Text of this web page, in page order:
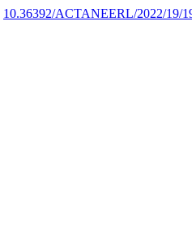
10.36392/ACTANEERL/2022/19/